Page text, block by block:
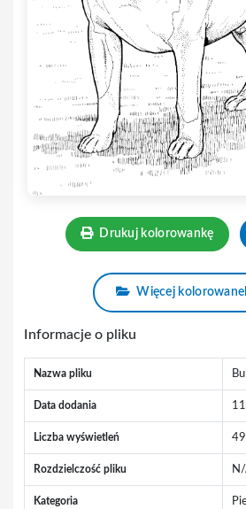
Drukuj kolorowankę
Więcej
Informacje o pliku
Nazwa pliku
Data dodania
Liczba wyświetleń 49
Rozdzielczość pliku
Kategoria